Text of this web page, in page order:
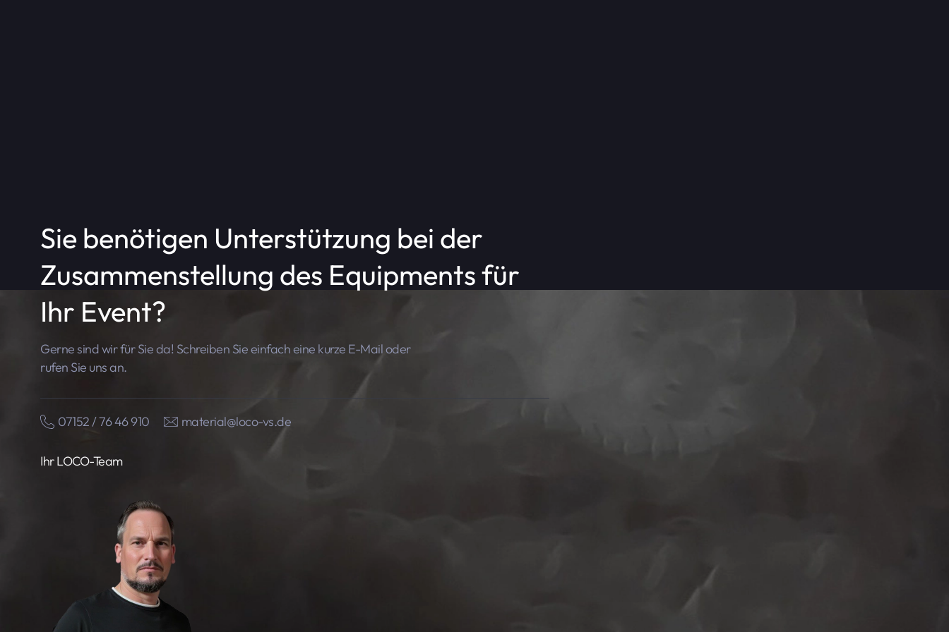
Sie benötigen Unterstützung bei der
Zusammenstellung des Equipments für
Ihr Event?
Gerne sind wir für Sie da! Schreiben Sie einfach eine kurze E-Mail oder
rufen Sie uns an.
07152 / 76 46 910 material@loco-vs.de
Ihr LOCO-Team